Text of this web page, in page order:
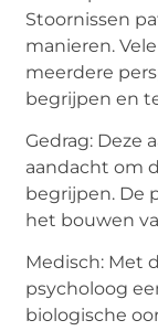
Stoornissen
manieren.
meerdere
begrijpen en
Gedrag: Deze
aandacht om
begrijpen. De
het bouwen
Medisch: Met
psycholoog
biologische